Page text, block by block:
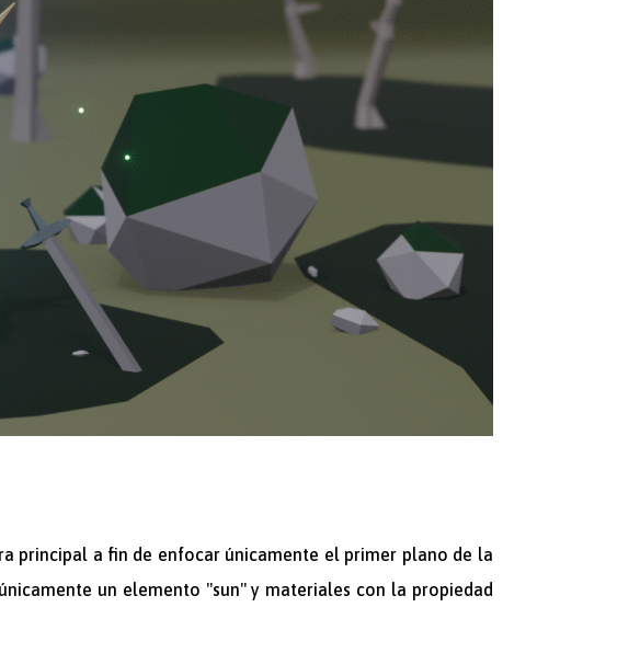
principal a fin de enfocar únicamente el primer plano de la
un elemento "sun" y materiales con la propiedad